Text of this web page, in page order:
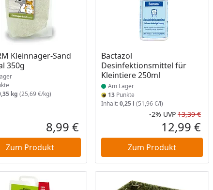
Kleinnager-Sand
350g
am Lager
kg (25,69 €/kg)
Aktueller Preis
8,99 €
Zum Produkt
Bactazol
Desinfektionsmittel für
Kleintiere 250ml
Produkt am Lager
Am Lager
13 Punkte
Inhalt:0,25 l (51,96 €/l)
-2% UVP 13,39 €
12,99 €
Zum Produkt